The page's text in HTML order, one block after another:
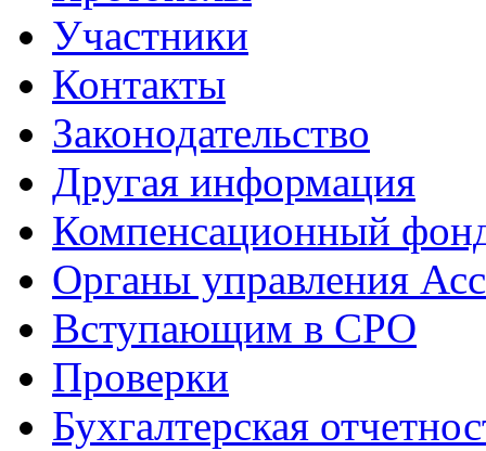
Участники
Контакты
Законодательство
Другая информация
Компенсационный
Органы управления
Вступающим в СРО
Проверки
Бухгалтерская